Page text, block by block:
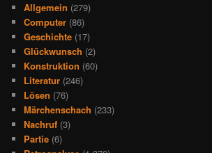
Allgemein (279)
Computer (86)
Geschichte (17)
Glückwunsch (2)
Konstruktion (60)
Literatur (246)
Lösen (76)
Märchenschach (233)
Nachruf (3)
Partie (6)